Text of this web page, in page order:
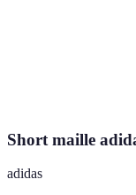
Short maille
adidas